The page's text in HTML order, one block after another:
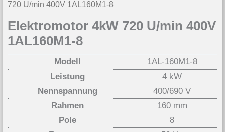
720 U/min 400V 1AL160M1-8
Elektromotor 4kW 720 U/min 400V
1AL160M1-8
Modell
1AL-160M1-8
Leistung
4 kW
Nennspannung
400/690 V
Rahmen
160 mm
Pole
8